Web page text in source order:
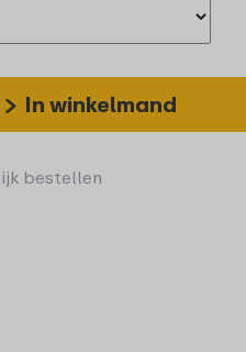
In winkelmand
bestellen